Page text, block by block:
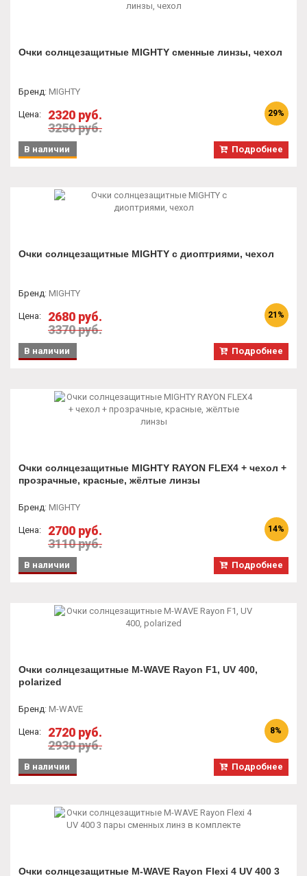
Очки солнцезащитные MIGHTY сменные линзы, чехол
Бренд: MIGHTY
Цена:
2320 руб.
3250 руб.
29%
Подробнее
В наличии
Очки солнцезащитные MIGHTY с диоптриями, чехол
Бренд: MIGHTY
Цена:
2680 руб.
3370 руб.
21%
Подробнее
В наличии
Очки солнцезащитные MIGHTY RAYON FLEX4 + чехол +
прозрачные, красные, жёлтые линзы
Бренд: MIGHTY
Цена:
2700 руб.
3110 руб.
14%
Подробнее
В наличии
Очки солнцезащитные M-WAVE Rayon F1, UV 400,
polarized
Бренд: M-WAVE
Цена:
2720 руб.
2930 руб.
8%
Подробнее
В наличии
Очки солнцезащитные M-WAVE Rayon Flexi 4 UV 400 3